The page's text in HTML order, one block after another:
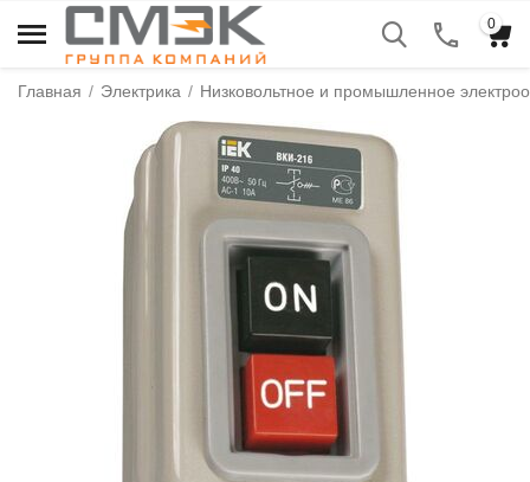
0
Главная / Электрика / Низковольтное и промышленное